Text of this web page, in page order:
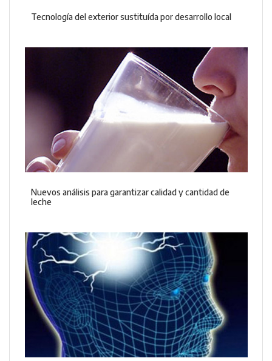
Tecnología del exterior sustituída por desarrollo local
Nuevos análisis para garantizar calidad y cantidad de
leche